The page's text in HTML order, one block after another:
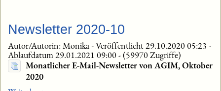
Newsletter 2020-10
Autor/Autorin: Monika-Veröffentlicht 29.10.2020 05:23 -
Ablaufdatum 29.01.2021 09:00-(59970 Zugriffe)
Monatlicher E-Mail-Newsletter von AGIM, Oktober
2020